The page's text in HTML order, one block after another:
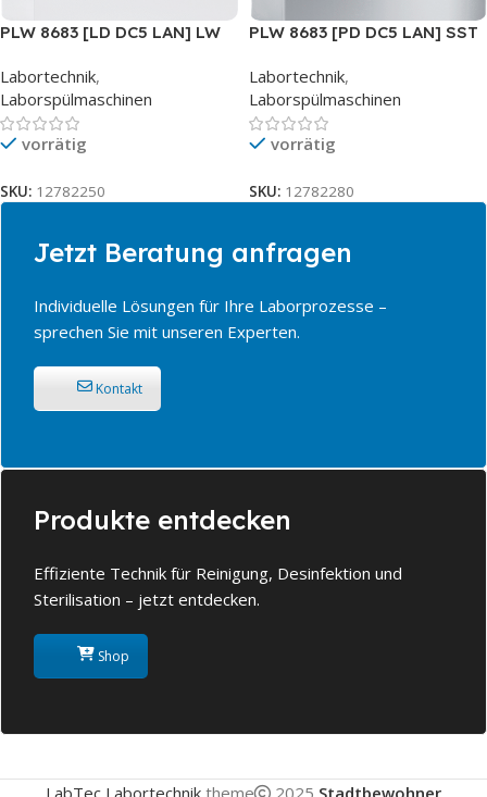
PLW 8683 [LD DC5 LAN] LW
Labortechnik,
Laborspülmaschinen
vorrätig
SKU: 12782250
PLW 8683 [PD DC5 LAN] SST
Labortechnik,
Laborspülmaschinen
vorrätig
SKU: 12782280
Jetzt Beratung anfragen
Individuelle Lösungen für Ihre Laborprozesse –
sprechen Sie mit unseren Experten.
Kontakt
Produkte entdecken
Effiziente Technik für Reinigung, Desinfektion und
Sterilisation – jetzt entdecken.
Shop